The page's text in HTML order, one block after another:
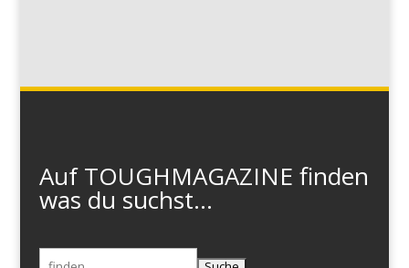
Auf TOUGHMAGAZINE finden
was du suchst...
Suchen